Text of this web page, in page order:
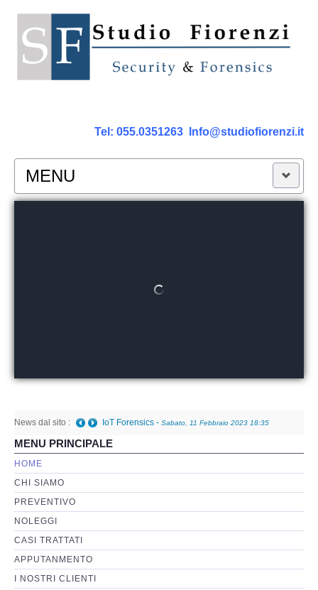
Tel: 055.0351263 Info@studiofiorenzi.it
MENU
Perizia Smartphone Tablet,Cell.
Perzia su Software/Programmi
Perizia Fonica e Trascrizioni
Perizia su Social Network
Perizia Web Reputation
Perizia Host e Mainframe
News dal sito : Telefono danneggiato posso recuperare i dati anche
a fini giudiziari?
MENU PRINCIPALE
HOME
CHI SIAMO
PREVENTIVO
NOLEGGI
CASI TRATTATI
APPUTANMENTO
I NOSTRI CLIENTI